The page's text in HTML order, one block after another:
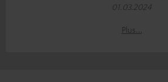
01.03.2024
Plus…